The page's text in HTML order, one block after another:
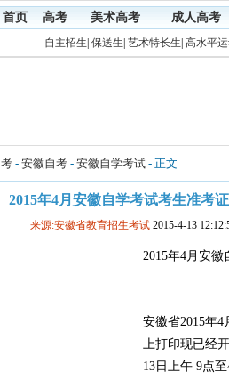
首页 高考 美术高考 成人高考
自主招生 保送生 艺术特长生 高水平
- 安徽自考 - 安徽自学考试 - 正文
2015年4月安徽自学考试考生准考
来源:安徽省教育招生考试 2015-4-13
2015年4月安
安徽省2015年
上打印现已经
13日上午 9点